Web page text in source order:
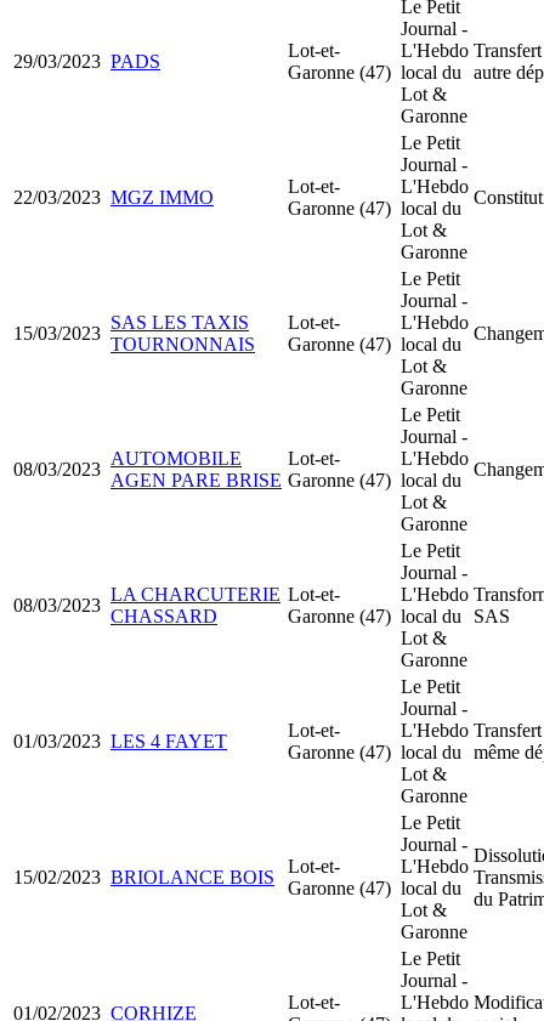
29/03/2023 PADS
Lot-et-
Garonne (47)
Le Petit
Journal -
L'Hebdo
local du
Lot &
Garonne
autre
22/03/2023 MGZ IMMO
Lot-et-
Garonne (47)
Le Petit
Journal -
L'Hebdo
local du
Lot &
Garonne
15/03/2023
SAS LES TAXIS
TOURNONNAIS
Lot-et-
Garonne (47)
Le Petit
Journal -
L'Hebdo
local du
Lot &
Garonne
08/03/2023
AUTOMOBILE
AGEN PARE BRISE
Lot-et-
Garonne (47)
Le Petit
Journal -
L'Hebdo
local du
Lot &
Garonne
08/03/2023
LA CHARCUTERIE
CHASSARD
Lot-et-
Garonne (47)
Le Petit
Journal -
L'Hebdo
local du
Lot &
Garonne
SAS
01/03/2023 LES 4 FAYET
Lot-et-
Garonne (47)
Le Petit
Journal -
L'Hebdo
local du
Lot &
Garonne
même
15/02/2023 BRIOLANCE BOIS
Lot-et-
Garonne (47)
Le Petit
Journal -
L'Hebdo
local du
Lot &
Garonne
du
01/02/2023 CORHIZE
Lot-et-
Le Petit
Journal -
L'Hebdo